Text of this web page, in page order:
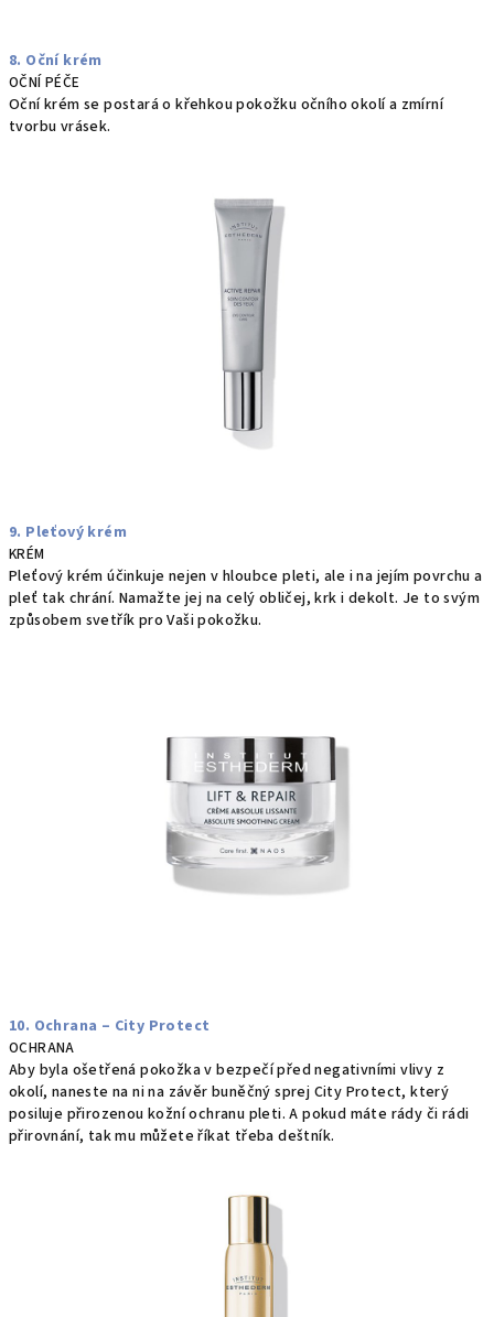
8. Oční krém
OČNÍ PÉČE
Oční krém se postará o křehkou pokožku očního okolí a zmírní
tvorbu vrásek.
9. Pleťový krém
KRÉM
Pleťový krém účinkuje nejen v hloubce pleti, ale i na jejím povrchu a
pleť tak chrání. Namažte jej na celý obličej, krk i dekolt. Je to svým
způsobem svetřík pro Vaši pokožku.
10. Ochrana – City Protect
OCHRANA
Aby byla ošetřená pokožka v bezpečí před negativními vlivy z
okolí, naneste na ni na závěr buněčný sprej City Protect, který
posiluje přirozenou kožní ochranu pleti. A pokud máte rády či rádi
přirovnání, tak mu můžete říkat třeba deštník.